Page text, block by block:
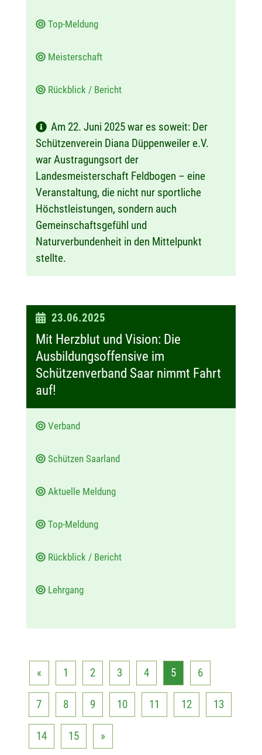
Top-Meldung
Meisterschaft
Rückblick / Bericht
Am 22. Juni 2025 war es soweit: Der
Schützenverein Diana Düppenweiler e.V.
war Austragungsort der
Landesmeisterschaft Feldbogen – eine
Veranstaltung, die nicht nur sportliche
Höchstleistungen, sondern auch
Gemeinschaftsgefühl und
Naturverbundenheit in den Mittelpunkt
stellte.
D
a
u
m
:
23.06.2025
Mit Herzblut und Vision: Die
Ausbildungsoffensive im
Schützenverband Saar nimmt Fahrt
auf!
Verband
Schützen Saarland
Aktuelle Meldung
Top-Meldung
Rückblick / Bericht
Lehrgang
« 1 2 3 4 5 6
7 8 9 10 11 12 13
14 15 »